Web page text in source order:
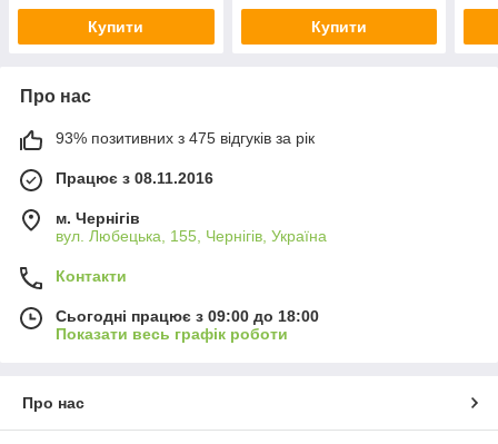
Купити Купити
Про нас
93% позитивних з 475 відгуків за рік
Працює з 08.11.2016
м. Чернігів
вул. Любецька, 155, Чернігів, Україна
Контакти
Сьогодні працює з 09:00 до 18:00
Показати весь графік роботи
Про нас